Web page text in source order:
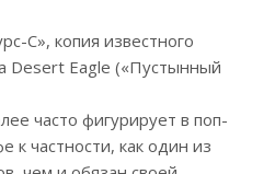
С», копия известного
Desert Eagle («Пустынный
часто фигурирует в поп-
к частности, как один из